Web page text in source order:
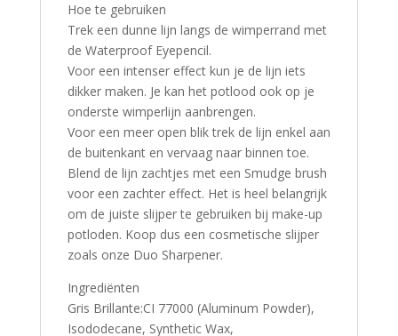
Hoe te gebruiken
Trek een dunne lijn langs de wimperrand met
de Waterproof Eyepencil.
Voor een intenser effect kun je de lijn iets
dikker maken. Je kan het potlood ook op je
onderste wimperlijn aanbrengen.
Voor een meer open blik trek de lijn enkel aan
de buitenkant en vervaag naar binnen toe.
Blend de lijn zachtjes met een Smudge brush
voor een zachter effect. Het is heel belangrijk
om de juiste slijper te gebruiken bij make-up
potloden. Koop dus een cosmetische slijper
zoals onze Duo Sharpener.
Ingrediënten
Gris Brillante:CI 77000 (Aluminum Powder),
Isododecane, Synthetic Wax,